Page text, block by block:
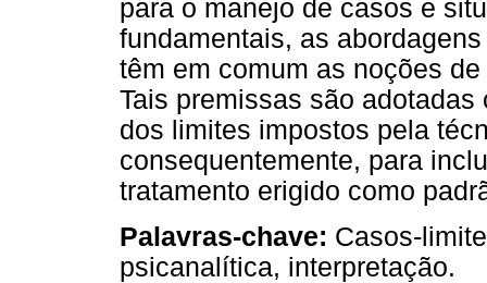
para o manejo de casos e
fundamentais, as
têm em comum as noções
Tais premissas são
dos limites impostos pela
consequentemente, para
tratamento erigido como
Palavras-chave: Casos-
psicanalítica, interpretação.